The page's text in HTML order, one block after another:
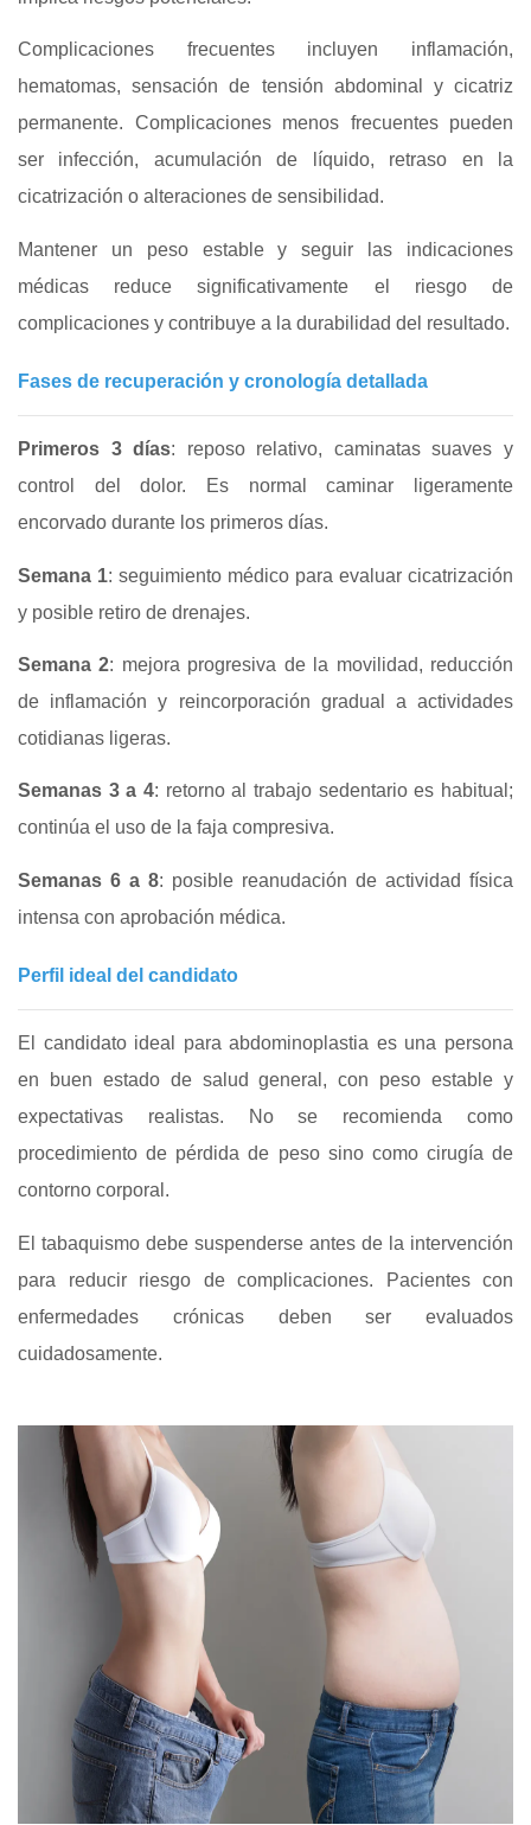
Complicaciones frecuentes incluyen inflamación,
hematomas, sensación de tensión abdominal y cicatriz
permanente. Complicaciones menos frecuentes pueden
ser infección, acumulación de líquido, retraso en la
cicatrización o alteraciones de sensibilidad.
Mantener un peso estable y seguir las indicaciones
médicas reduce significativamente el riesgo de
complicaciones y contribuye a la durabilidad del resultado.
Fases de recuperación y cronología detallada
Primeros 3 días: reposo relativo, caminatas suaves y
control del dolor. Es normal caminar ligeramente
encorvado durante los primeros días.
Semana 1: seguimiento médico para evaluar cicatrización
y posible retiro de drenajes.
Semana 2: mejora progresiva de la movilidad, reducción
de inflamación y reincorporación gradual a actividades
cotidianas ligeras.
Semanas 3 a 4: retorno al trabajo sedentario es habitual;
continúa el uso de la faja compresiva.
Semanas 6 a 8: posible reanudación de actividad física
intensa con aprobación médica.
Perfil ideal del candidato
El candidato ideal para abdominoplastia es una persona
en buen estado de salud general, con peso estable y
expectativas realistas. No se recomienda como
procedimiento de pérdida de peso sino como cirugía de
contorno corporal.
El tabaquismo debe suspenderse antes de la intervención
para reducir riesgo de complicaciones. Pacientes con
enfermedades crónicas deben ser evaluados
cuidadosamente.